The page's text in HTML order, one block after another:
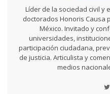
Líder de la sociedad civil y
doctorados Honoris Causa
México. Invitado y
universidades,
participación ciudadana,
de justicia. Articulista y
medios